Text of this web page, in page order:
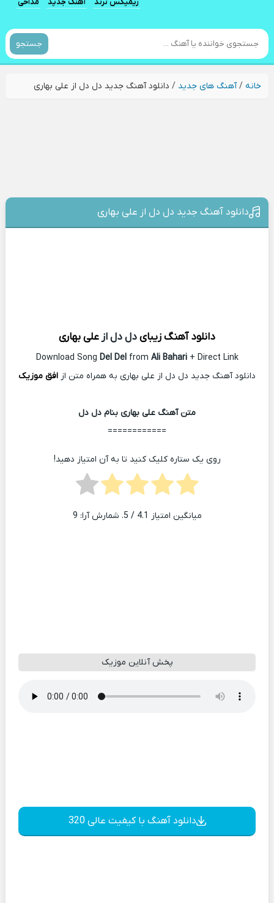
جستجو
خانه/آهنگ های جدید / دانلود آهنگ جدید دل دل از علی بهاری
دانلود آهنگ جدید دل دل از علی بهاری
دانلود آهنگ زیبایدل دل ازعلی بهاری
Download Song Del Delfrom Ali Bahari+ Direct Link
دانلود آهنگ جدید دل دل از علی بهاری به همراه متن از افق موزیک
متن آهنگ علی بهاری بنام دل دل
============
روی یک ستاره کلیک کنید تا به آن امتیاز دهید!
میانگین امتیاز 4.1 / 5. شمارش آرا: 9
پخش آنلاین موزیک
دانلود آهنگ با کیفیت عالی 320